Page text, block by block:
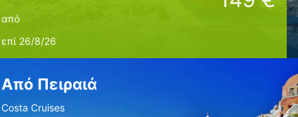
από
επί 26/8/26
Από Πειραιά
Costa Cruises